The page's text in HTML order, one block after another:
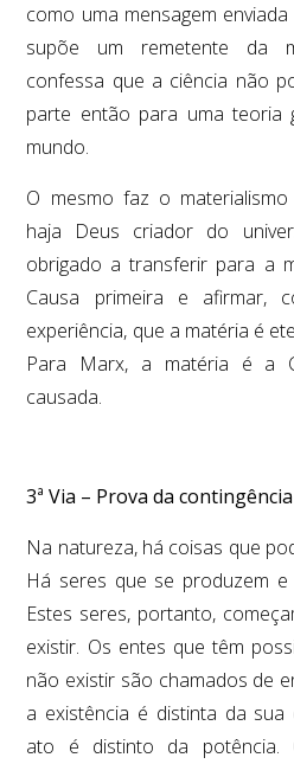
como uma mensagem
supõe um remetente da
confessa que a ciência não
parte então para uma teoria
mundo.
O mesmo faz o
haja Deus criador do
obrigado a transferir para a
Causa primeira e afirmar,
experiência, que a matéria é
Para Marx, a matéria é a
causada.
3ª Via – Prova da contingência
Na natureza, há coisas que
Há seres que se produzem
Estes seres, portanto,
existir. Os entes que têm
não existir são chamados de
a existência é distinta da
ato é distinto da